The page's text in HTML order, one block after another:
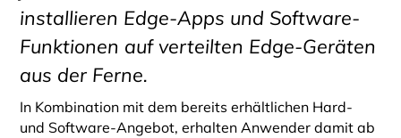
installieren Edge-Apps und Software-
Funktionen auf verteilten Edge-Geräten
aus der Ferne.
In Kombination mit dem bereits erhältlichen Hard-
und Software-Angebot, erhalten Anwender damit ab